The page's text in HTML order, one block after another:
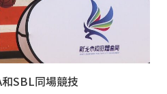
SBL同場競技